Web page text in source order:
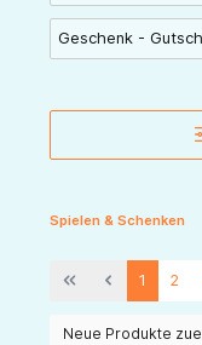
Geschenk -
Spielen & Schenken
1 2